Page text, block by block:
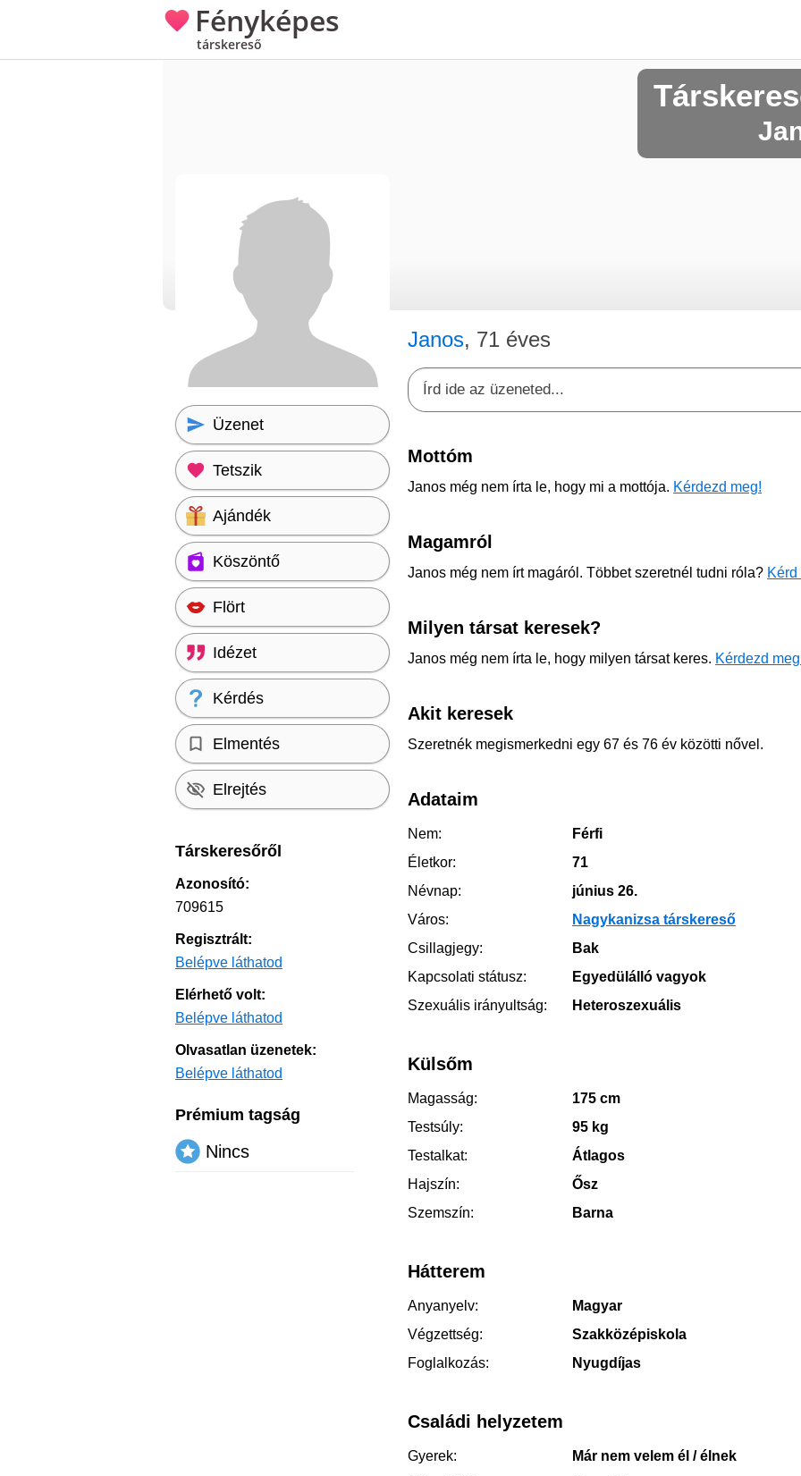
Fényképes
társkereső
Janos, 71 éves
Mottóm
Janos még nem írta le, hogy mi a mottója. Kérdezd meg!
Magamról
Janos még nem írt magáról. Többet szeretnél tudni róla?
Milyen társat keresek?
Janos még nem írta le, hogy milyen társat keres. Kérdezd
Akit keresek
Szeretnék megismerkedni egy 67 és 76 év közötti nővel.
Adataim
Nem:
Férfi
Életkor:
71
Névnap:
június 26.
Város:
Nagykanizsa társkereső
Csillagjegy:
Bak
Kapcsolati státusz:
Egyedülálló vagyok
Szexuális irányultság:
Heteroszexuális
Külsőm
Magasság:
175 cm
Testsúly:
95 kg
Testalkat:
Átlagos
Hajszín:
Ősz
Szemszín:
Barna
Hátterem
Anyanyelv:
Magyar
Végzettség:
Szakközépiskola
Foglalkozás:
Nyugdíjas
Családi helyzetem
Gyerek:
Már nem velem él / élnek
Üzenet
Tetszik
Ajándék
Köszöntő
Flört
Idézet
Kérdés
Elmentés
Elrejtés
Társkeresőről
Azonosító:
709615
Regisztrált:
Belépve láthatod
Elérhető volt:
Belépve láthatod
Olvasatlan üzenetek:
Belépve láthatod
Prémium tagság
Nincs